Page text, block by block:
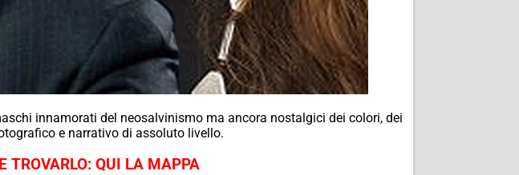
innamorati del neosalvinismo ma ancora nostalgici dei colori, dei
e narrativo di assoluto livello.
TROVARLO: QUI LA MAPPA